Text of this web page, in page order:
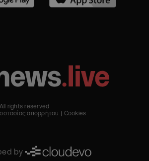
rights reserved
απορρήτου Cookies
by